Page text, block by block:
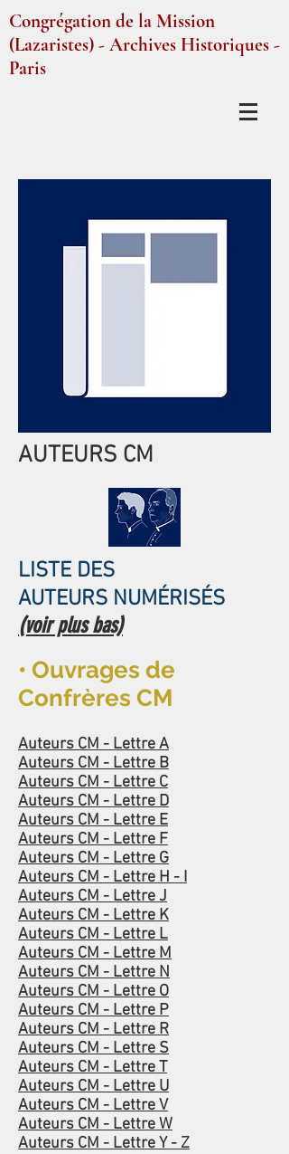
Congrégation de la Mission
(Lazaristes) - Archives Historiques -
Paris
AUTEURS CM
LISTE DES
AUTEURS NUMÉRISÉS
(voir plus bas)
• Ouvrages de
Confrères CM
Auteurs CM - Lettre A
Auteurs CM - Lettre B
Auteurs CM - Lettre C
Auteurs CM - Lettre D
Auteurs CM - Lettre E
Auteurs CM - Lettre F
Auteurs CM - Lettre G
Auteurs CM - Lettre H - I
Auteurs CM - Lettre J
Auteurs CM - Lettre K
Auteurs CM - Lettre L
Auteurs CM - Lettre M
Auteurs CM - Lettre N
Auteurs CM - Lettre O
Auteurs CM - Lettre P
Auteurs CM - Lettre R
Auteurs CM - Lettre S
Auteurs CM - Lettre T
Auteurs CM - Lettre U
Auteurs CM - Lettre V
Auteurs CM - Lettre W
Auteurs CM - Lettre Y - Z